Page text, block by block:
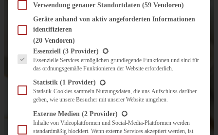
Verwendung genauer Standortdaten (59 Vendoren)
Geräte anhand von aktiv angeforderten Informationen
identifizieren
(20 Vendoren)
Es folgt eine Liste der Service-Gruppen, für die eine Einwilligung erteilt werden
Essenziell (3 Provider)
Essenzielle Services ermöglichen grundlegende Funktionen und sind für
das ordnungsgemäße Funktionieren der Website erforderlich.
Statistik (1 Provider)
Statistik-Cookies sammeln Nutzungsdaten, die uns Aufschluss darüber
geben, wie unsere Besucher mit unserer Website umgehen.
Externe Medien (2 Provider)
Inhalte von Videoplattformen und Social-Media-Plattformen werden
standardmäßig blockiert. Wenn externe Services akzeptiert werden, ist